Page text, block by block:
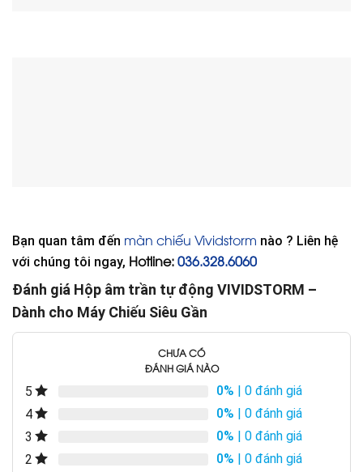
Bạn quan tâm đến màn chiếu Vividstorm nào ? Liên hệ
với chúng tôi ngay, Hotline:036.328.6060
Đánh giá Hộp âm trần tự động VIVIDSTORM –
Dành cho Máy Chiếu Siêu Gần
CHƯA CÓ
ĐÁNH GIÁ NÀO
5 0% | 0 đánh giá
4
0% | 0 đánh giá
3
0% | 0 đánh giá
2
0% | 0 đánh giá